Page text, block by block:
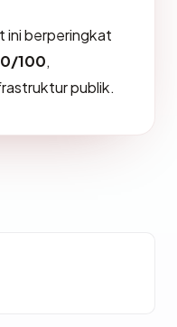
ini berperingkat
100,
publik.